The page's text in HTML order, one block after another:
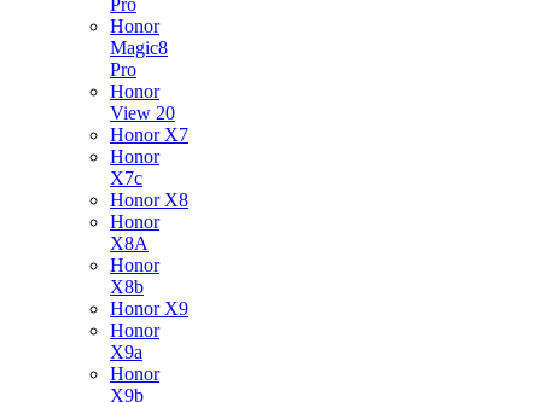
Pro
Honor
Magic8
Pro
Honor
View 20
Honor X7
Honor
X7c
Honor X8
Honor
X8A
Honor
X8b
Honor X9
Honor
X9a
Honor
X9b